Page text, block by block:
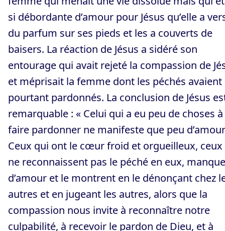
si débordante d’amour pour Jésus qu’elle a
du parfum sur ses pieds et les a couverts de
baisers. La réaction de Jésus a sidéré son
entourage qui avait rejeté la compassion de
et méprisait la femme dont les péchés avaient
pourtant pardonnés. La conclusion de Jésus
remarquable : « Celui qui a eu peu de choses
faire pardonner ne manifeste que peu
Ceux qui ont le cœur froid et orgueilleux, ceux
ne reconnaissent pas le péché en eux,
d’amour et le montrent en le dénonçant chez
autres et en jugeant les autres, alors que la
compassion nous invite à reconnaître notre
culpabilité, à recevoir le pardon de Dieu, et à